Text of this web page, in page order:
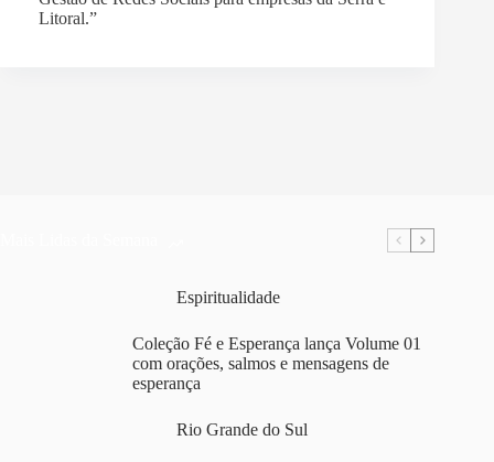
Espiritualidade
Coleção Fé e Esperança lança Volume 01
com orações, salmos e mensagens de
esperança
Rio Grande do Sul